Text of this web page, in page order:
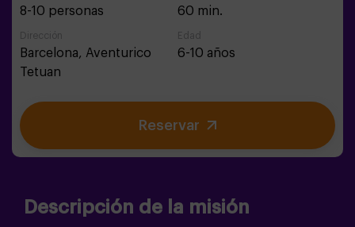
8-10 personas 60 min.
Dirección
Barcelona, Aventurico
Tetuan
Edad
6-10 años
Reservar
Descripción de la misión